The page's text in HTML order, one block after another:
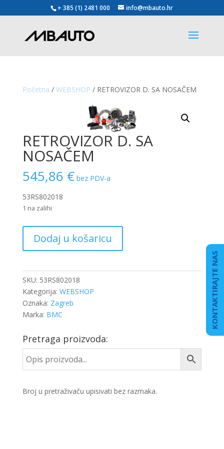
+ 385 (1) 2481 000 info@mbauto.hr
Početna / WEBSHOP / RETROVIZOR D. SA NOSAČEM
RETROVIZOR D. SA
NOSAČEM
545,86 € bez PDV-a
53RS802018
1 na zalihi
SA
količina
Dodaj u košaricu
SKU: 53RS802018
Kategorija: WEBSHOP
Oznaka: Zagreb
Marka: BMC
Pretraga proizvoda:
Broj u pretraživaču upisivati bez razmaka.
KONTAKTIRAJTE NAS